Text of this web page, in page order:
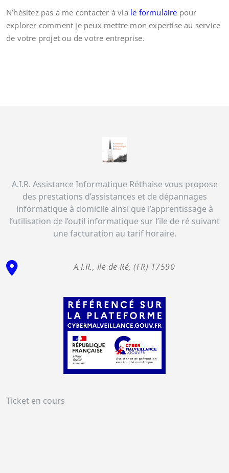
N’hésitez pas à me contacter à via le formulaire pour
explorer comment je peux mettre mon expertise au service
de votre projet ou de votre entreprise.
A.I.R. Assistance Informatique Réthaise vous propose
des prestations d’assistances et de dépannages
informatique à domicile ainsi que l’apprentissage à
l’utilisation de l’outil informatique sur l’ile de ré suivant
une facturation au tarif horaire.
A.I.R., Ile de Ré, (FR) 17590
Ticket en cours